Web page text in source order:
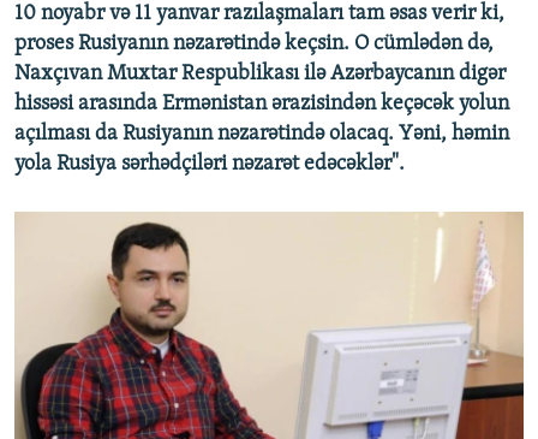
10 noyabr və 11 yanvar razılaşmaları tam əsas verir ki,
proses Rusiyanın nəzarətində keçsin. O cümlədən də,
Naxçıvan Muxtar Respublikası ilə Azərbaycanın digər
hissəsi arasında Ermənistan ərazisindən keçəcək yolun
açılması da Rusiyanın nəzarətində olacaq. Yəni, həmin
yola Rusiya sərhədçiləri nəzarət edəcəklər".